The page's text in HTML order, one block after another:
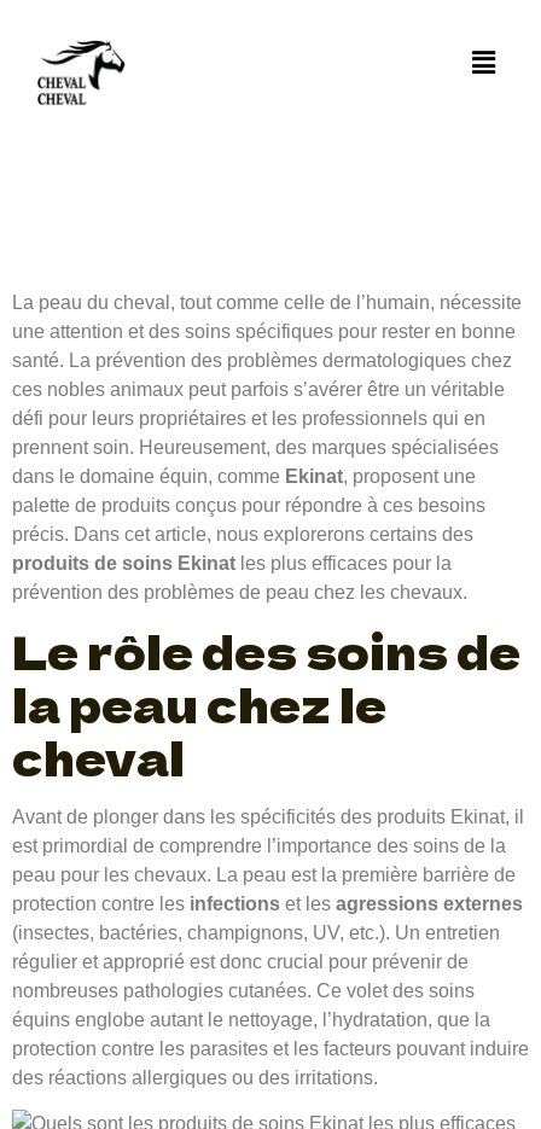
Ekinat –
Produits de
La peau du cheval, tout comme celle de l’humain, nécessite
une attention et des soins spécifiques pour rester en bonne
santé. La prévention des problèmes dermatologiques chez
ces nobles animaux peut parfois s’avérer être un véritable
défi pour leurs propriétaires et les professionnels qui en
prennent soin. Heureusement, des marques spécialisées
dans le domaine équin, comme Ekinat, proposent une
palette de produits conçus pour répondre à ces besoins
précis. Dans cet article, nous explorerons certains des
produits de soins Ekinat les plus efficaces pour la
prévention des problèmes de peau chez les chevaux.
Le rôle des soins de
la peau chez le
cheval
Avant de plonger dans les spécificités des produits Ekinat, il
est primordial de comprendre l’importance des soins de la
peau pour les chevaux. La peau est la première barrière de
protection contre les infections et les agressions externes
(insectes, bactéries, champignons, UV, etc.). Un entretien
régulier et approprié est donc crucial pour prévenir de
nombreuses pathologies cutanées. Ce volet des soins
équins englobe autant le nettoyage, l’hydratation, que la
protection contre les parasites et les facteurs pouvant induire
des réactions allergiques ou des irritations.